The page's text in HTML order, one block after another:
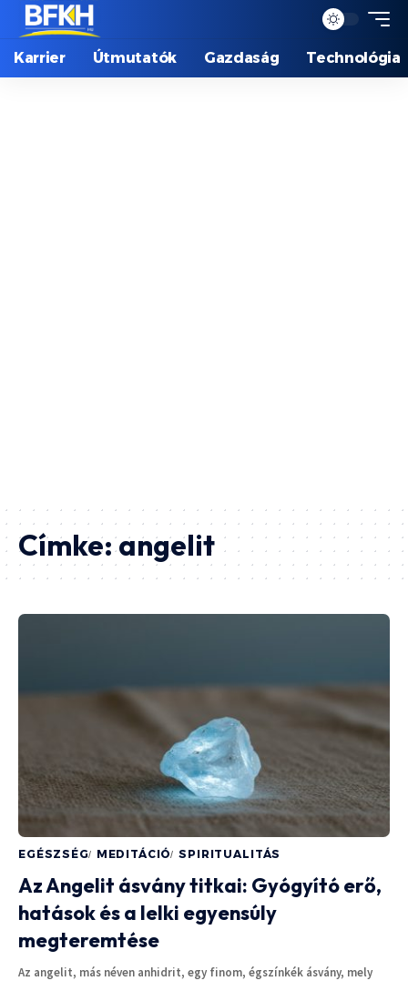
Karrier Útmutatók Gazdaság Technológia
Címke:angelit
EGÉSZSÉG MEDITÁCIÓ SPIRITUALITÁS
Az Angelit ásvány titkai: Gyógyító erő,
hatások és a lelki egyensúly
megteremtése
Az angelit, más néven anhidrit, egy finom, égszínkék ásvány, mely